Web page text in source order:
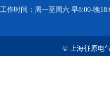
工作时间：周一至周六 早8:00-晚
© 上海征原电